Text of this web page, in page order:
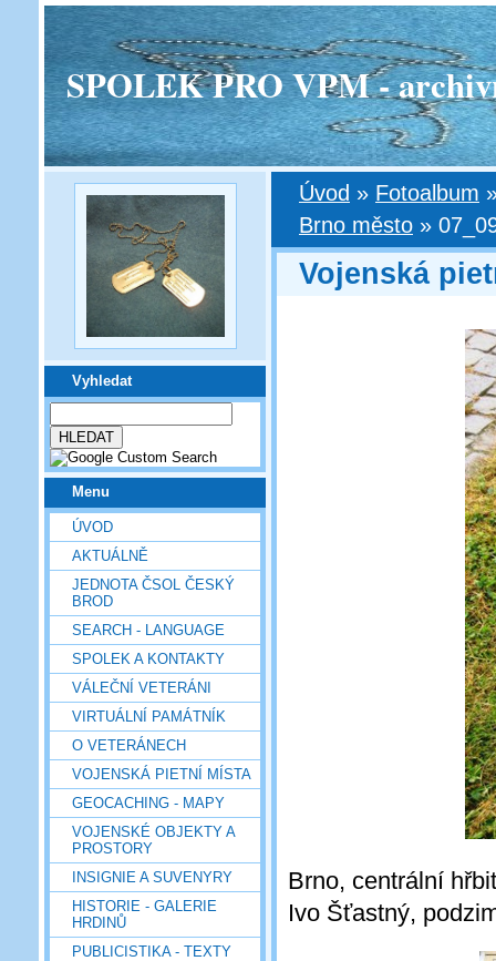
SPOLEK PRO VPM -
Vyhledat
Menu
ÚVOD
AKTUÁLNĚ
JEDNOTA ČSOL ČESKÝ
BROD
SEARCH - LANGUAGE
SPOLEK A KONTAKTY
VÁLEČNÍ VETERÁNI
VIRTUÁLNÍ PAMÁTNÍK
O VETERÁNECH
VOJENSKÁ PIETNÍ MÍSTA
GEOCACHING - MAPY
VOJENSKÉ OBJEKTY A
PROSTORY
INSIGNIE A SUVENYRY
HISTORIE - GALERIE
HRDINŮ
PUBLICISTIKA - TEXTY
Úvod » Fotoalbum
Brno město »
Vojenská
Brno, centrální
Ivo Šťastný,